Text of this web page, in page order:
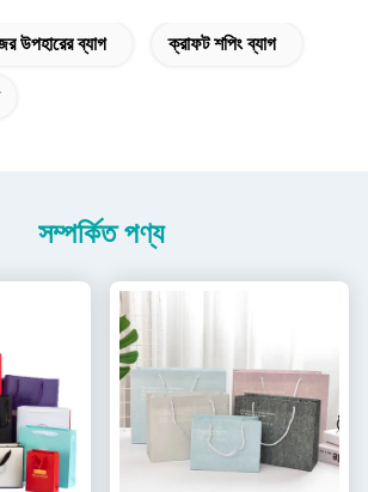
উপহারের ব্যাগ ক্রাফট শপিং ব্যাগ
সম্পর্কিত পণ্য